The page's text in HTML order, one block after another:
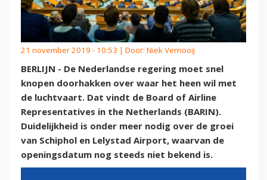
21 november 2019 - 10:53 | Door: Niek Vernooij
BERLIJN - De Nederlandse regering moet snel
knopen doorhakken over waar het heen wil met
de luchtvaart. Dat vindt de Board of Airline
Representatives in the Netherlands (BARIN).
Duidelijkheid is onder meer nodig over de groei
van Schiphol en Lelystad Airport, waarvan de
openingsdatum nog steeds niet bekend is.